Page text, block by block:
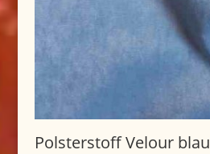
Polsterstoff Velour blau